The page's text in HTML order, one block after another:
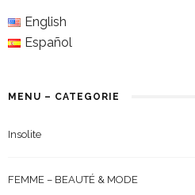
English
Español
MENU – CATEGORIE
Insolite
FEMME – BEAUTÉ & MODE